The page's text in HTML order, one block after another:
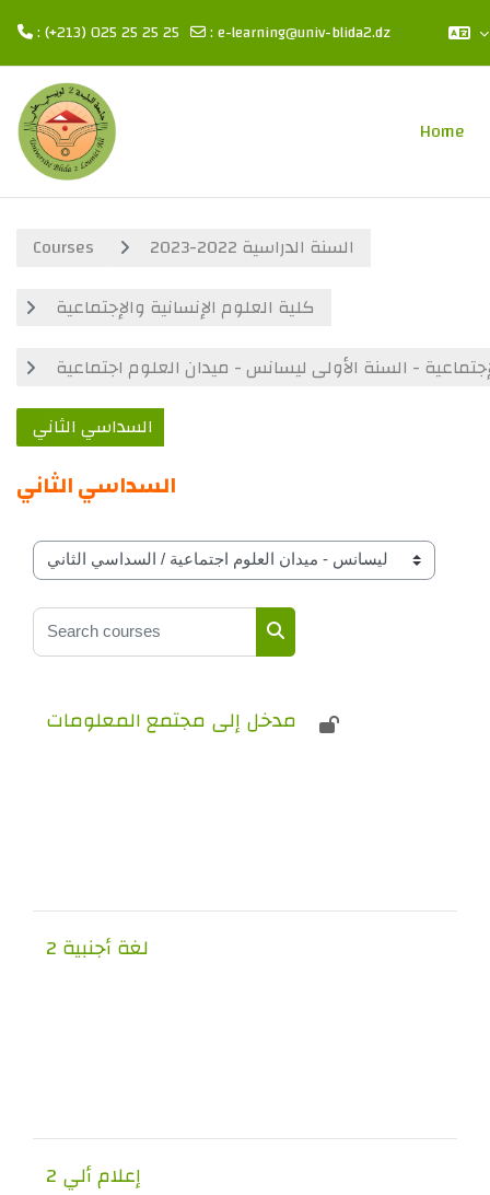
Skip to main content
: (+213) 025 25 25 25 :e-learning@univ-blida2.dz
Home
Courses
السنة الدراسية 2022-2023
كلية العلوم الإنسانية والإجتماعية
- السنة الأولى ليسانس - ميدان العلوم اجتماعية
السداسي الثاني
السداسي الثاني
Course classifications by year
Search courses
Search courses
مدخل إلى مجتمع المعلومات
لغة أجنبية 2
إعلام ألي 2